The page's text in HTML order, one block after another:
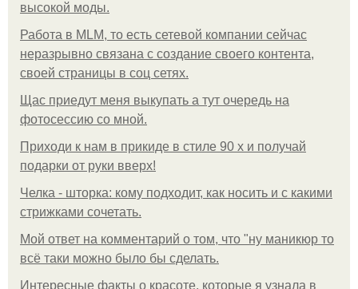
высокой моды.
Работа в MLM, то есть сетевой компании сейчас
неразрывно связана с создание своего контента,
своей страницы в соц сетях.
Щас приедут меня выкупать а тут очередь на
фотосессию со мной.
Приходи к нам в прикиде в стиле 90 х и получай
подарки от руки вверх!
Челка - шторка: кому подходит, как носить и с какими
стрижками сочетать.
Мой ответ на комментарий о том, что "ну маникюр то
всё таки можно было бы сделать.
Интересные факты о красоте, которые я узнала в